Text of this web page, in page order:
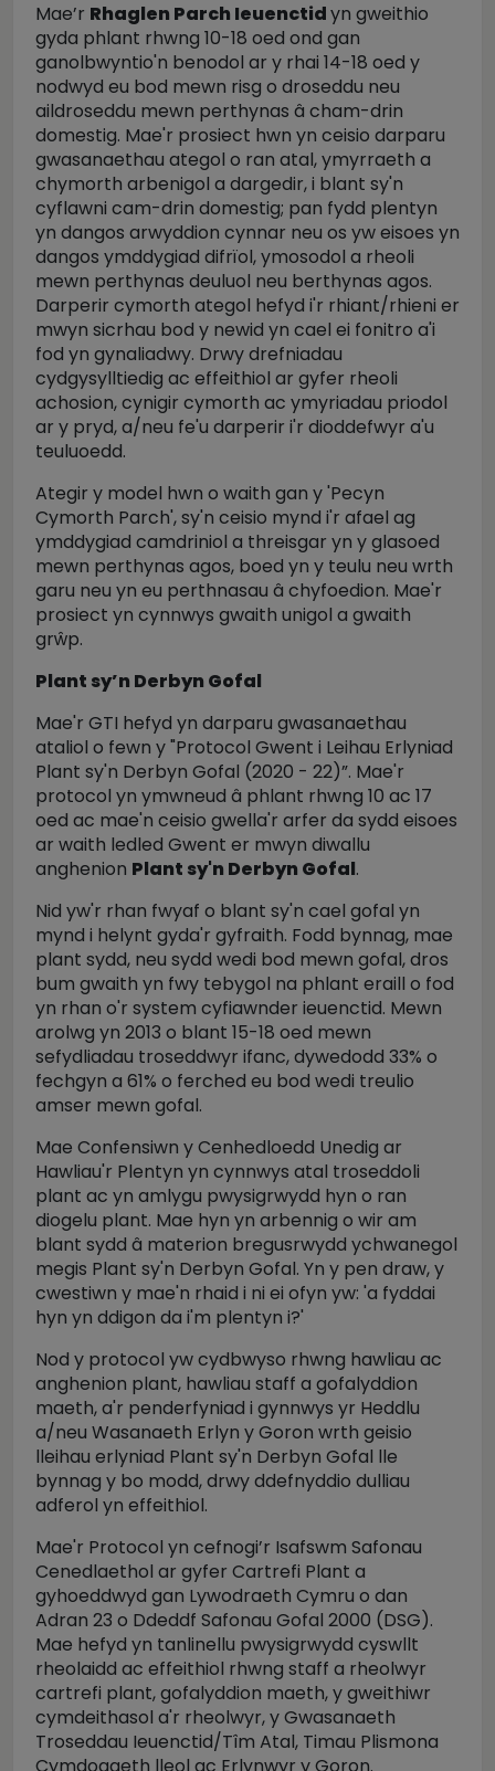
Mae’r Rhaglen Parch Ieuenctidyn gweithio
gyda phlant rhwng 10-18 oed ond gan
ganolbwyntio'n benodol ar y rhai 14-18 oed y
nodwyd eu bod mewn risg o droseddu neu
aildroseddu mewn perthynas â cham-drin
domestig. Mae'r prosiect hwn yn ceisio darparu
gwasanaethau ategol o ran atal, ymyrraeth a
chymorth arbenigol a dargedir, i blant sy'n
cyflawni cam-drin domestig; pan fydd plentyn
yn dangos arwyddion cynnar neu os yw eisoes yn
dangos ymddygiad difrïol, ymosodol a rheoli
mewn perthynas deuluol neu berthynas agos.
Darperir cymorth ategol hefyd i'r rhiant/rhieni er
mwyn sicrhau bod y newid yn cael ei fonitro a'i
fod yn gynaliadwy. Drwy drefniadau
cydgysylltiedig ac effeithiol ar gyfer rheoli
achosion, cynigir cymorth ac ymyriadau priodol
ar y pryd, a/neu fe'u darperir i'r dioddefwyr a'u
teuluoedd.
Ategir y model hwn o waith gan y 'Pecyn
Cymorth Parch', sy'n ceisio mynd i'r afael ag
ymddygiad camdriniol a threisgar yn y glasoed
mewn perthynas agos, boed yn y teulu neu wrth
garu neu yn eu perthnasau â chyfoedion. Mae'r
prosiect yn cynnwys gwaith unigol a gwaith
grŵp.
Plant sy’n Derbyn Gofal
Mae'r GTI hefyd yn darparu gwasanaethau
ataliol o fewn y "Protocol Gwent i Leihau Erlyniad
Plant sy'n Derbyn Gofal (2020 - 22)”. Mae'r
protocol yn ymwneud â phlant rhwng 10 ac 17
oed ac mae'n ceisio gwella'r arfer da sydd eisoes
ar waith ledled Gwent er mwyn diwallu
anghenion Plant sy'n Derbyn Gofal.
Nid yw'r rhan fwyaf o blant sy'n cael gofal yn
mynd i helynt gyda'r gyfraith. Fodd bynnag, mae
plant sydd, neu sydd wedi bod mewn gofal, dros
bum gwaith yn fwy tebygol na phlant eraill o fod
yn rhan o'r system cyfiawnder ieuenctid. Mewn
arolwg yn 2013 o blant 15-18 oed mewn
sefydliadau troseddwyr ifanc, dywedodd 33% o
fechgyn a 61% o ferched eu bod wedi treulio
amser mewn gofal.
Mae Confensiwn y Cenhedloedd Unedig ar
Hawliau'r Plentyn yn cynnwys atal troseddoli
plant ac yn amlygu pwysigrwydd hyn o ran
diogelu plant. Mae hyn yn arbennig o wir am
blant sydd â materion bregusrwydd ychwanegol
megis Plant sy'n Derbyn Gofal. Yn y pen draw, y
cwestiwn y mae'n rhaid i ni ei ofyn yw: 'a fyddai
hyn yn ddigon da i'm plentyn i?'
Nod y protocol yw cydbwyso rhwng hawliau ac
anghenion plant, hawliau staff a gofalyddion
maeth, a'r penderfyniad i gynnwys yr Heddlu
a/neu Wasanaeth Erlyn y Goron wrth geisio
lleihau erlyniad Plant sy'n Derbyn Gofal lle
bynnag y bo modd, drwy ddefnyddio dulliau
adferol yn effeithiol.
Mae'r Protocol yn cefnogi’r Isafswm Safonau
Cenedlaethol ar gyfer Cartrefi Plant a
gyhoeddwyd gan Lywodraeth Cymru o dan
Adran 23 o Ddeddf Safonau Gofal 2000 (DSG).
Mae hefyd yn tanlinellu pwysigrwydd cyswllt
rheolaidd ac effeithiol rhwng staff a rheolwyr
cartrefi plant, gofalyddion maeth, y gweithiwr
cymdeithasol a'r rheolwyr, y Gwasanaeth
Troseddau Ieuenctid/Tîm Atal, Timau Plismona